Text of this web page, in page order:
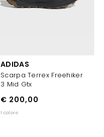
ADIDAS
Scarpa Terrex Freehiker
3 Mid Gtx
€ 200,00
1 colore